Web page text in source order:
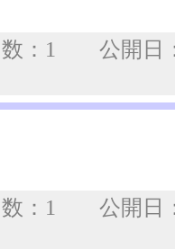
数：1 公開
数：1 公開